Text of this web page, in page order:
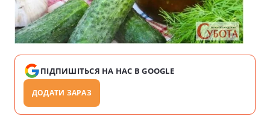
ПІДПИШІТЬСЯ НА НАС В GOOGLE
ДОДАТИ ЗАРАЗ